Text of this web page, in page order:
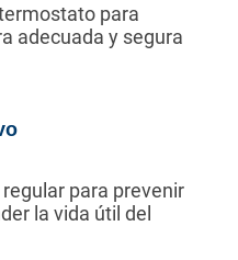
para
adecuada y segura
para prevenir
la vida útil del